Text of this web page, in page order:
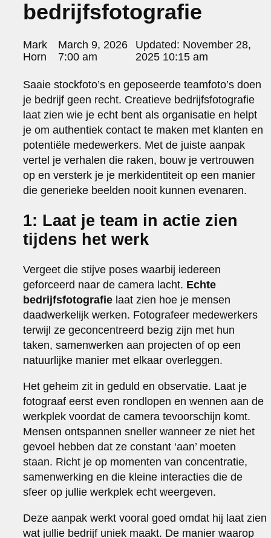
portraits 2
portraits 3
fd gazellen 2014
sanoma view 2014 – annual report
het zuiderlicht
thomas van luyn
various
parool christmas special
editorial
travel
commercial
fashion
contact
+31650600601
about
bedrijfsfotografie
Posted
by:
Mark
Horn
March 9, 2026
7:00 am
Updated: November 28,
2025 10:15 am
Saaie stockfoto’s en geposeerde teamfoto’s doen
je bedrijf geen recht. Creatieve bedrijfsfotografie
laat zien wie je echt bent als organisatie en helpt
je om authentiek contact te maken met klanten en
potentiële medewerkers. Met de juiste aanpak
vertel je verhalen die raken, bouw je vertrouwen
op en versterk je je merkidentiteit op een manier
die generieke beelden nooit kunnen evenaren.
1: Laat je team in actie zien
tijdens het werk
Vergeet die stijve poses waarbij iedereen
geforceerd naar de camera lacht. Echte
bedrijfsfotografie laat zien hoe je mensen
daadwerkelijk werken. Fotografeer medewerkers
terwijl ze geconcentreerd bezig zijn met hun
taken, samenwerken aan projecten of op een
natuurlijke manier met elkaar overleggen.
Het geheim zit in geduld en observatie. Laat je
fotograaf eerst even rondlopen en wennen aan de
werkplek voordat de camera tevoorschijn komt.
Mensen ontspannen sneller wanneer ze niet het
gevoel hebben dat ze constant ‘aan’ moeten
staan. Richt je op momenten van concentratie,
samenwerking en die kleine interacties die de
sfeer op jullie werkplek echt weergeven.
Deze aanpak werkt vooral goed omdat hij laat zien
wat jullie bedrijf uniek maakt. De manier waarop